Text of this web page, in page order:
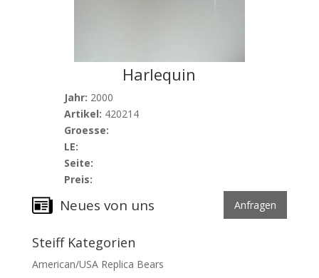
Harlequin
Jahr: 2000
Artikel: 420214
Groesse:
LE:
Seite:
Preis:
Anfragen
Neues von uns
Steiff Kategorien
American/USA Replica Bears